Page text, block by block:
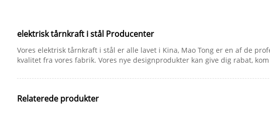
elektrisk tårnkraft i stål Producenter
Vores elektrisk tårnkraft i stål er alle lavet i Kina, Mao Tong er en af ​​de
kvalitet fra vores fabrik. Vores nye designprodukter kan give dig rabat,
Relaterede produkter